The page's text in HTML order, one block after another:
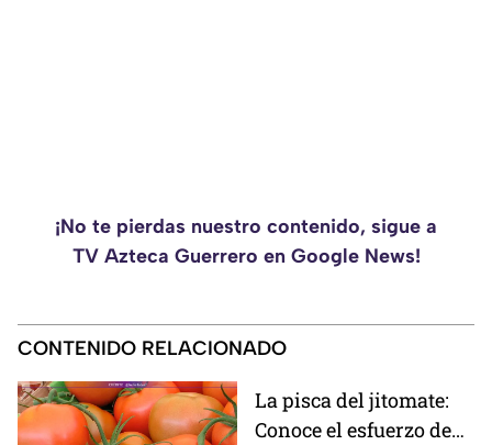
¡No te pierdas nuestro contenido, sigue a
TV Azteca Guerrero en Google News!
CONTENIDO RELACIONADO
La pisca del jitomate:
Conoce el esfuerzo de